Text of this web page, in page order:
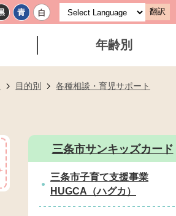
翻訳
年齢別
目的別
各種相談・育児サポート
三条市サンキッズカード
三条市子育て支援事業
HUGCA（ハグカ）